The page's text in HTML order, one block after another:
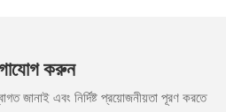
করুন
জানাই এবং নির্দিষ্ট প্রয়োজনীয়তা পূরণ করতে